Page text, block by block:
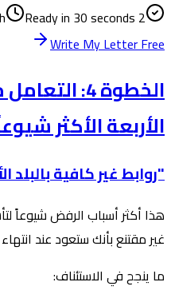
2 free letters/month
Ready in 30 seconds
Write My Letter Free
الخطوة 4:
الأربعة الأكثر
"روابط غير كافية بالبلد
هذا أكثر أسباب الرفض شيوعاً
غير مقتنع بأنك ستعود عند انتهاء
ما ينجح في الاستئناف: